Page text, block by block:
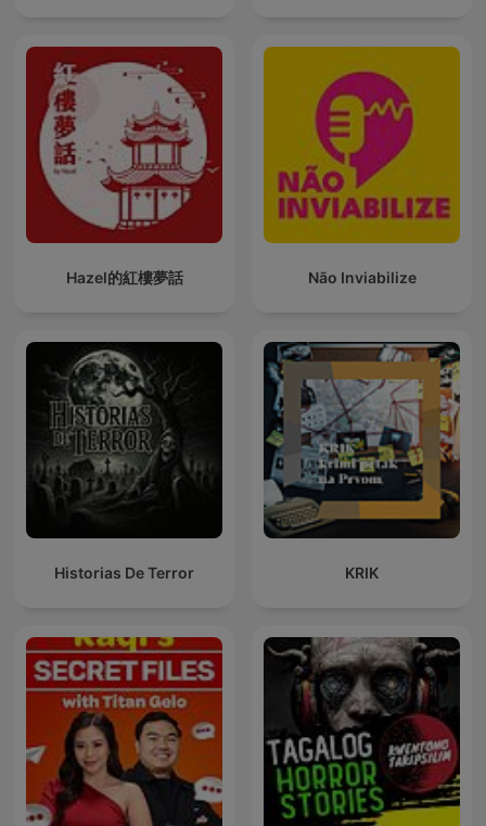
Hazel的紅樓夢話 Não Inviabilize
Historias De Terror KRIK